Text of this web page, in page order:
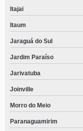
Itajai
Itaum
Jaraguá do Sul
Jardim Paraíso
Jarivatuba
Joinville
Morro do Meio
Paranaguamirim